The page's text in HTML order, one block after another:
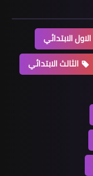
الاول الابتدائي
الثالث الابتدائي